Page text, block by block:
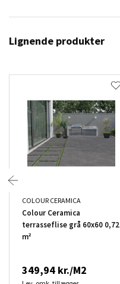
Lignende produkter
COLOUR CERAMICA
Colour Ceramica
terrasseflise grå 60x60 0,72
m²
349,94 kr./M2